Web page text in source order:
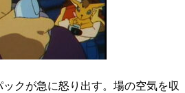
クが急に怒り出す。場の空気を収